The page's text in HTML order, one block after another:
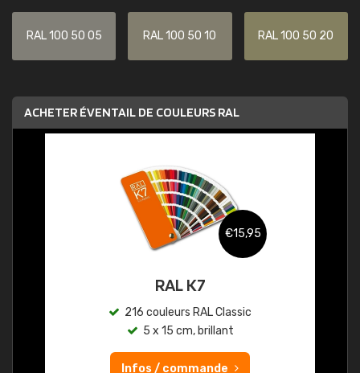
RAL 100 50 05 RAL 100 50 10 RAL 100 50 20
ACHETER ÉVENTAIL DE COULEURS RAL
€15,95
RAL K7
216 couleurs RAL Classic
5 x 15 cm, brillant
Infos / commande